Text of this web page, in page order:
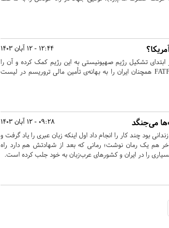
12:44 - 12 آبان 1403
ابتدای تشکیل رژیم صهیونیستی به این رژیم کمک کرده و آن را
برای ترور مجهز کرده است با این حال FATF همچنان ایران را به بهانه‌ی تأمین مالی تروریسم در لیست
09:28 - 12 آبان 1403 می‌جنگد
سنوار نزدیک به ۲۴ سال زندانی بود چند کار را انجام داد اول اینکه زبان عبری را یاد گرفت و
هم یک رمان نوشت؛ رمانی که بعد از شهادتش هم دارد راه
را در ایران و کشورهای عرب‌زبان به خود جلب کرده است.